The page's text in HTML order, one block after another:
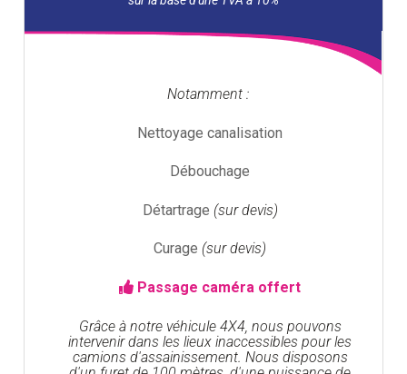
Notamment :
Nettoyage canalisation
Débouchage
Détartrage (sur devis)
Curage (sur devis)
Passage caméra offert
Grâce à notre véhicule 4X4, nous pouvons
intervenir dans les lieux inaccessibles pour les
camions d'assainissement. Nous disposons